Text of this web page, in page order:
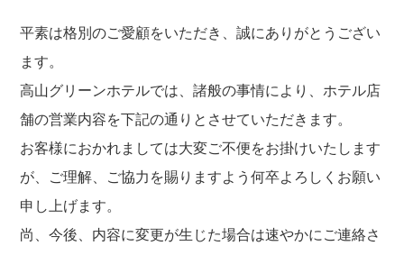
平素は格別のご愛顧をいただき、誠にありがとうござい
ます。
高山グリーンホテルでは、諸般の事情により、ホテル店
舗の営業内容を下記の通りとさせていただきます。
お客様におかれましては大変ご不便をお掛けいたします
が、ご理解、ご協力を賜りますよう何卒よろしくお願い
申し上げます。
尚、今後、内容に変更が生じた場合は速やかにご連絡さ